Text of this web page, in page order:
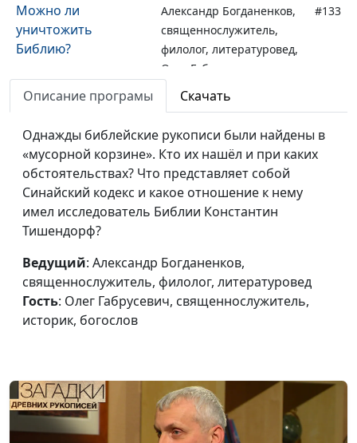
Можно ли
уничтожить
Библию?
Александр Богданенков,
священнослужитель,
филолог, литературовед,
Олег Габрусевич,
#133
Находка
тысячелетия:
древние рукописи
Библии
Александр Богданенков,
священнослужитель,
филолог, литературовед,
Олег Габрусевич,
священнослужитель,
#132
Египетские
иероглифы: тайны
дешифровки
Александр Богданенков,
священнослужитель,
филолог, литературовед,
Клинопись: тайны
дешифровки
Александр Богданенков,
священнослужитель,
филолог, литературовед,
#130
Описание програмы Скачать
Однажды библейские рукописи были найдены в
«мусорной корзине». Кто их нашёл и при каких
обстоятельствах? Что представляет собой
Синайский кодекс и какое отношение к нему
имел исследователь Библии Константин
Тишендорф?
Ведущий: Александр Богданенков,
священнослужитель, филолог, литературовед
Гость: Олег Габрусевич, священнослужитель,
историк, богослов